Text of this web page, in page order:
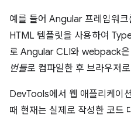
예를 들어 Angular 프레임워
HTML 템플릿을 사용하여
로 Angular CLI와 webpack
번들로 컴파일한 후 브라우저
DevTools에서 웹 애플리케이
때 현재는 실제로 작성한 코드